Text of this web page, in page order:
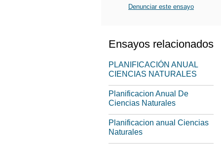
Denunciar este ensayo
Ensayos relacionados
PLANIFICACIÓN ANUAL
CIENCIAS NATURALES
Planificacion Anual De
Ciencias Naturales
Planificacion anual Ciencias
Naturales